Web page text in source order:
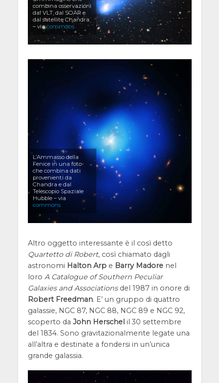
combina osservazioni
dal VLT, dal SOAR e
dal satellite Chandra
– viacommons
L’Ammasso della
Fenice in una foto
che combina dati
provenienti da
Chandra e dal
Telescopio Spaziale
Hubble – via
commons
Altro oggetto interessante è il così detto
Quartetto di Robert, così chiamato dagli
astronomi Halton Arpe Barry Madorenel
loro A Catalogue of Southern Peculiar
Galaxies and Associationsdel 1987 in onore di
Robert Freedman. E’ un gruppo di quattro
galassie, NGC 87, NGC 88, NGC 89 e NGC 92,
scoperto da John Herschelil 30 settembre
del 1834. Sono gravitazionalmente legate una
all’altra e destinate a fondersi in un’unica
grande galassia.